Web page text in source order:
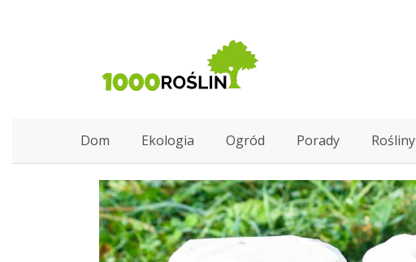
Dom Ekologia Ogród Porady Rośliny